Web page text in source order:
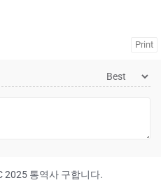
Print
2025 통역사 구합니다.